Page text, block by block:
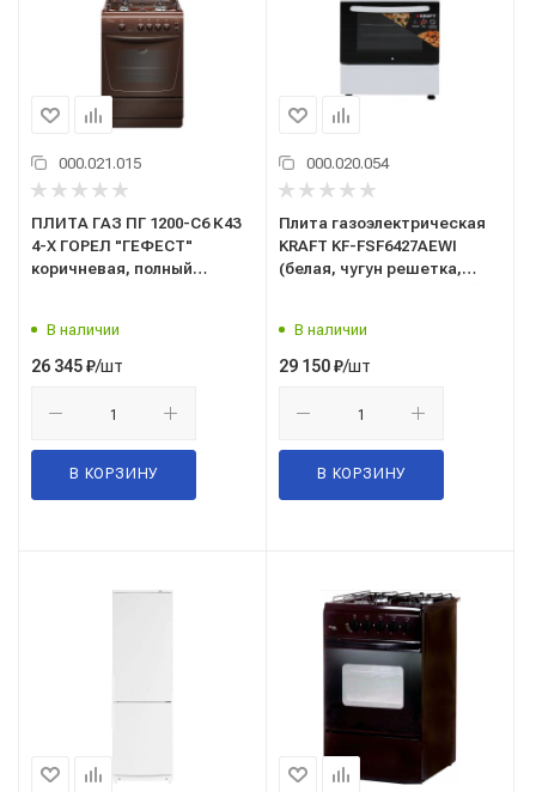
000.021.015
ПЛИТА ГАЗ ПГ 1200-С6 К43
4-Х ГОРЕЛ "ГЕФЕСТ"
коричневая, полный
В наличии
26 345₽/шт
В КОРЗИНУ
000.020.054
Плита газоэлектрическая
KRAFT KF-FSF6427AEWI
(белая, чугун решетка,
В наличии
29 150₽/шт
В КОРЗИНУ